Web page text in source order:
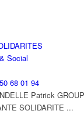
Social
68 01 94
Patrick
SOLIDARITE ...